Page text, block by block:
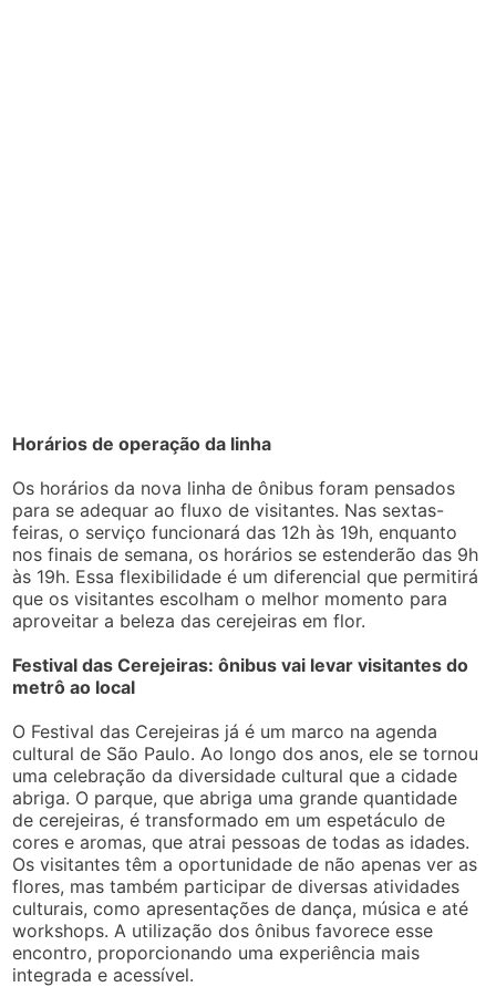
Horários de operação da linha
Os horários da nova linha de ônibus foram pensados
para se adequar ao fluxo de visitantes. Nas sextas-
feiras, o serviço funcionará das 12h às 19h, enquanto
nos finais de semana, os horários se estenderão das 9h
às 19h. Essa flexibilidade é um diferencial que permitirá
que os visitantes escolham o melhor momento para
aproveitar a beleza das cerejeiras em flor.
Festival das Cerejeiras: ônibus vai levar visitantes do
metrô ao local
O Festival das Cerejeiras já é um marco na agenda
cultural de São Paulo. Ao longo dos anos, ele se tornou
uma celebração da diversidade cultural que a cidade
abriga. O parque, que abriga uma grande quantidade
de cerejeiras, é transformado em um espetáculo de
cores e aromas, que atrai pessoas de todas as idades.
Os visitantes têm a oportunidade de não apenas ver as
flores, mas também participar de diversas atividades
culturais, como apresentações de dança, música e até
workshops. A utilização dos ônibus favorece esse
encontro, proporcionando uma experiência mais
integrada e acessível.